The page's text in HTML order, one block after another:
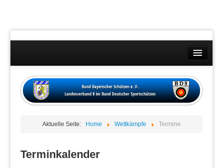
Wettkämpfe
Datenschutzübersicht
Aktuelle Seite: Home Wettkämpfe Termine
Terminkalender